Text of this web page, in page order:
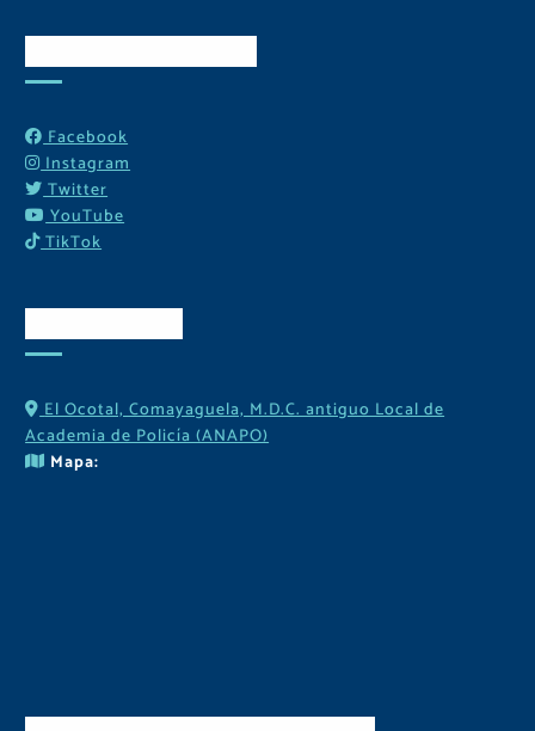
Facebook
Instagram
Twitter
YouTube
TikTok
El Ocotal, Comayaguela, M.D.C. antiguo Local de
Academia de Policía (ANAPO)
Mapa: